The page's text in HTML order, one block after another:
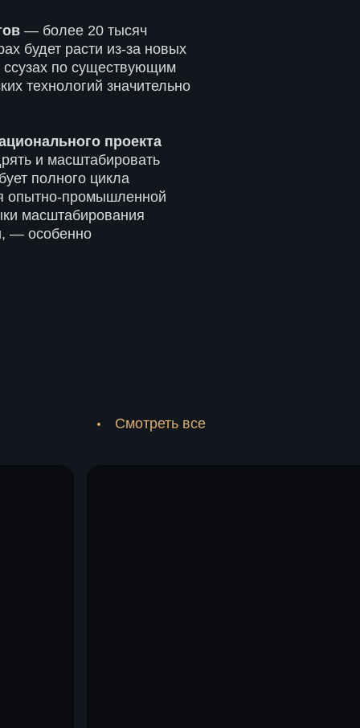
— более 20 тысяч
будет расти из-за новых
ссузах по существующим
технологий значительно
проекта
и масштабировать
полного цикла
опытно-промышленной
масштабирования
— особенно
Смотреть все